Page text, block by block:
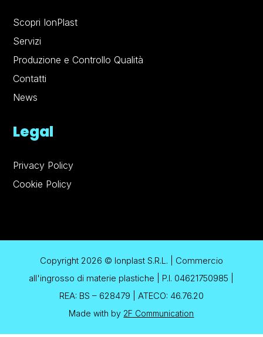
Scopri IonPlast
Servizi
Produzione e Controllo Qualità
Contatti
News
Legal
Privacy Policy
Cookie Policy
Copyright 2026 © Ionplast S.R.L. | Commercio
all'ingrosso di materie plastiche | P.I. 04621750985 |
REA: BS – 628479 | ATECO: 46.76.20
Made with by 2F Communication